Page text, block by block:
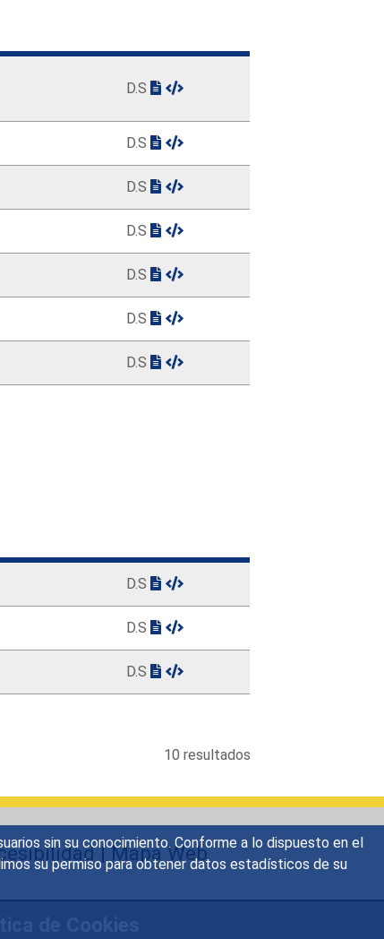
sin su conocimiento. Conforme a lo dispuesto en el
su permiso para obtener datos estadísticos de su
D.S
D.S
D.S
D.S
D.S
D.S
D.S
D.S
D.S
D.S
10 resultados
|Mapa Web
de Cookies